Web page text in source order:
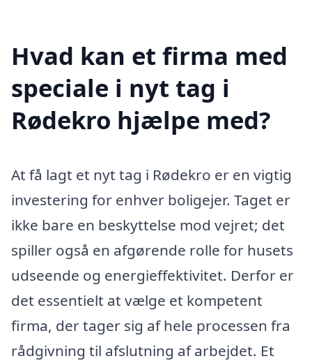
Hvad kan et firma med
speciale i nyt tag i
Rødekro hjælpe med?
At få lagt et nyt tag i Rødekro er en vigtig
investering for enhver boligejer. Taget er
ikke bare en beskyttelse mod vejret; det
spiller også en afgørende rolle for husets
udseende og energieffektivitet. Derfor er
det essentielt at vælge et kompetent
firma, der tager sig af hele processen fra
rådgivning til afslutning af arbejdet. Et